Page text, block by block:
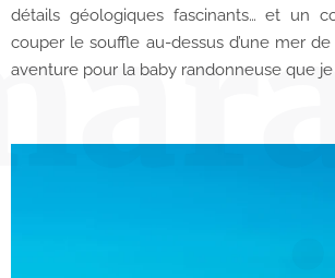
détails géologiques fascinants… et un
couper le souffle au-dessus d’une mer
aventure pour la baby randonneuse que je